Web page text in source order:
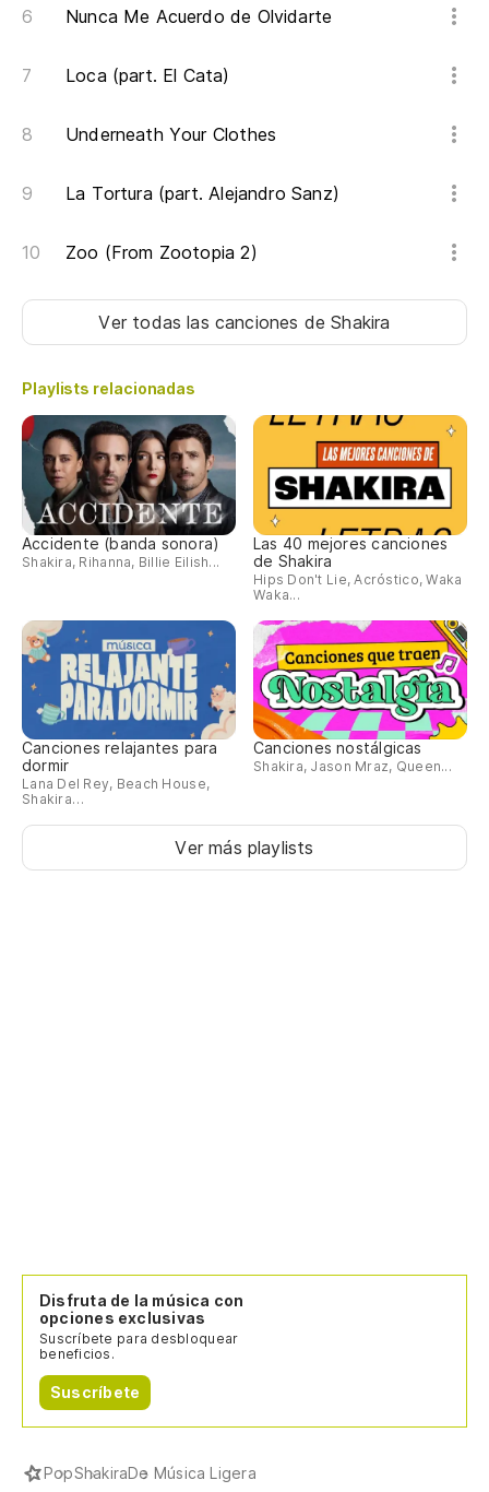
Nunca Me Acuerdo de Olvidarte
Loca (part. El Cata)
Underneath Your Clothes
La Tortura (part. Alejandro Sanz)
Zoo (From Zootopia 2)
Ver todas las canciones de Shakira
Playlists relacionadas
Accidente (banda sonora)
Shakira, Rihanna, Billie Eilish...
Las 40 mejores canciones
de Shakira
Hips Don't Lie, Acróstico, Waka
Waka...
Canciones relajantes para
dormir
Lana Del Rey, Beach House,
Shakira…
Canciones nostálgicas
Shakira, Jason Mraz, Queen...
Ver más playlists
Disfruta de la música con
opciones exclusivas
Suscríbete para desbloquear
beneficios.
Suscríbete
PopShakiraDe Música Ligera